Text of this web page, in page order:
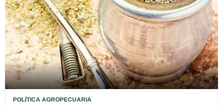
POLÍTICA AGROPECUARIA